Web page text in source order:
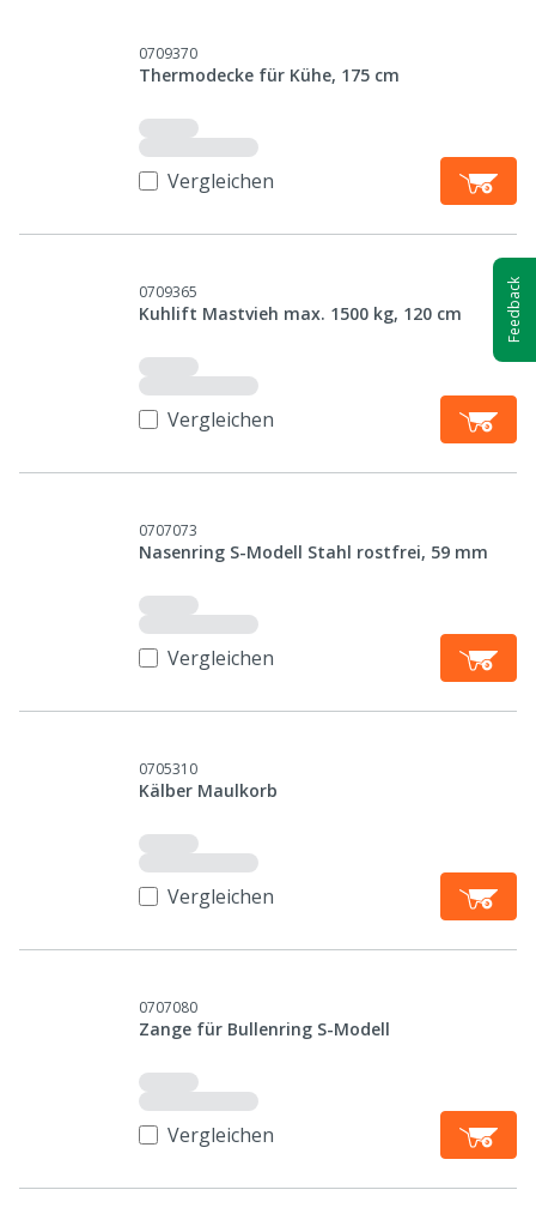
0709370
Thermodecke für Kühe, 175 cm
Vergleichen
0709365
Kuhlift Mastvieh max. 1500 kg, 120 cm
Vergleichen
0707073
Nasenring S-Modell Stahl rostfrei, 59 mm
Vergleichen
0705310
Kälber Maulkorb
Vergleichen
0707080
Zange für Bullenring S-Modell
Vergleichen
Feedback